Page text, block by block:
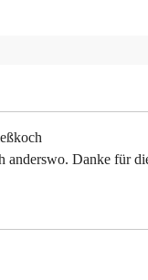
anderswo. Danke für